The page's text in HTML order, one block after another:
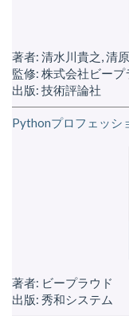
著者: 清水川貴之, 清
監修: 株式会社ビープ
出版: 技術評論社
Pythonプロフェッシ
著者: ビープラウド
出版: 秀和システム